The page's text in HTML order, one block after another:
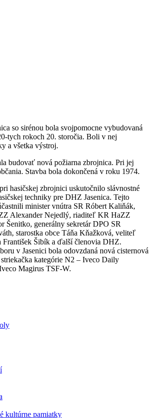
so sirénou bola svojpomocne vybudovaná
tych rokoch 20. storočia. Boli v nej
a všetka výstroj.
budovať nová požiarna zbrojnica. Pri jej
Stavba bola dokončená v roku 1974.
hasičskej zbrojnici uskutočnilo slávnostné
techniky pre DHZ Jasenica. Tejto
minister vnútra SR Róbert Kaliňák,
Alexander Nejedlý, riaditeľ KR HaZZ
Šenitko, generálny sekretár DPO SR
starostka obce Táňa Kňažková, veliteľ
František Šibík a ďalší členovia DHZ.
v Jasenici bola odovzdaná nová cisternová
kategórie N2 – Iveco Daily
Magirus TSF-W.
kultúrne pamiatky